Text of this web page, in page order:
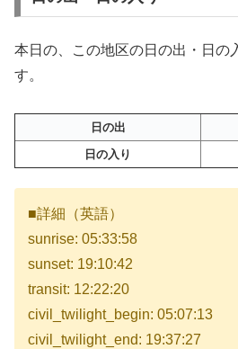
本日の、この地区の日の出・日の
す。
日の出
日の入り
■詳細（英語）
sunrise: 05:33:58
sunset: 19:10:42
transit: 12:22:20
civil_twilight_begin: 05:07:13
civil_twilight_end: 19:37:27